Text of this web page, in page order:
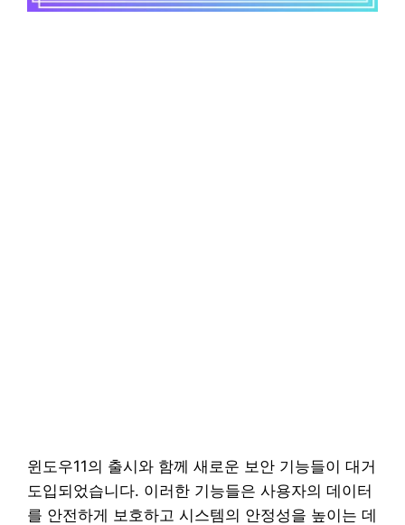
윈도우11의 출시와 함께 새로운 보안 기능들이 대거
도입되었습니다. 이러한 기능들은 사용자의 데이터
를 안전하게 보호하고 시스템의 안정성을 높이는 데